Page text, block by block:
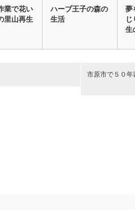
業で花い
里山再生
ハーブ王子の森の
生活
夢
じ
生
市原市で５０